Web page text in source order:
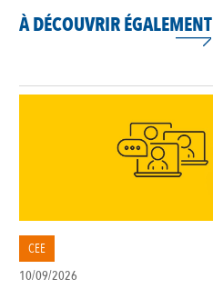
À DÉCOUVRIR ÉGALEMENT
CEE
10/09/2026